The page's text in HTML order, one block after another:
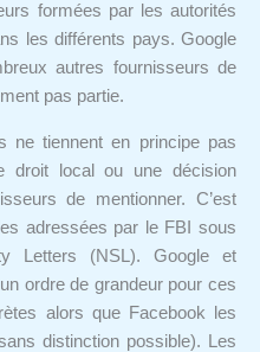
formées par les autorités
les différents pays. Google
autres fournisseurs de
pas partie.
ne tiennent en principe pas
droit local ou une décision
de mentionner. C’est
adressées par le FBI sous
Letters (NSL). Google et
ordre de grandeur pour ces
alors que Facebook les
distinction possible). Les